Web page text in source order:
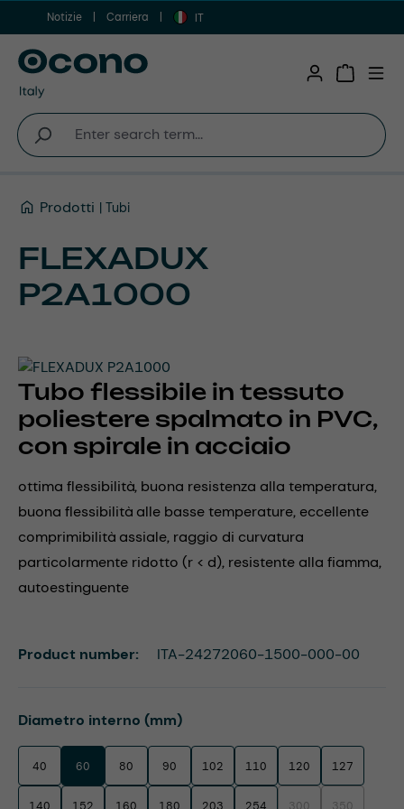
Vai al contenuto principale
Notizie Carriera IT
Prodotti Tubi
FLEXADUX
P2A1000
Tubo flessibile in tessuto
poliestere spalmato in PVC,
con spirale in acciaio
ottima flessibilità, buona resistenza alla temperatura,
buona flessibilità alle basse temperature, eccellente
comprimibilità assiale, raggio di curvatura
particolarmente ridotto (r < d), resistente alla fiamma,
autoestinguente
Select
Diametro interno (mm)
40 60 80 90 102 110 120 127
Product number: ITA-24272060-1500-000-00